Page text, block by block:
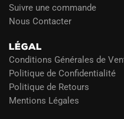
Suivre une commande
Nous Contacter
LÉGAL
Conditions Générales de
Politique de Confidentialité
Politique de Retours
Mentions Légales